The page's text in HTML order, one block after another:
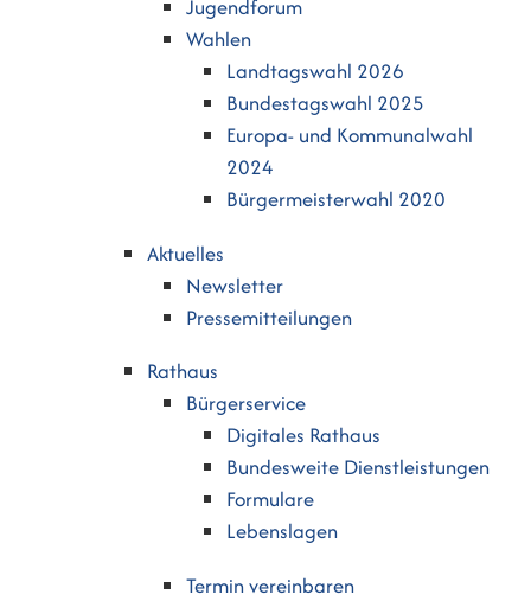
Jugendforum
Wahlen
Landtagswahl 2026
Bundestagswahl 2025
Europa- und Kommunalwahl
2024
Bürgermeisterwahl 2020
Aktuelles
Newsletter
Pressemitteilungen
Rathaus
Bürgerservice
Digitales Rathaus
Bundesweite Dienstleistungen
Formulare
Lebenslagen
Termin vereinbaren